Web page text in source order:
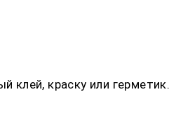
краску или герметик.